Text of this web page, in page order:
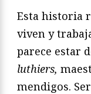
Esta historia
viven y
parece estar
luthiers,
mendigos.